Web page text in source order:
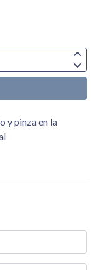
y pinza en la